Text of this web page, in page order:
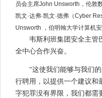
员会主席John Unsworth，伦敦
凯文·达弗·凯文·德弗（Cyber​​
Unsworth ，伯明翰大学计算机
韦斯利班集团安全主管
全中心合作兴奋。
“这使我们能够与我们
行聘用，以提供一个建议和
字犯罪没有界限，我们都需